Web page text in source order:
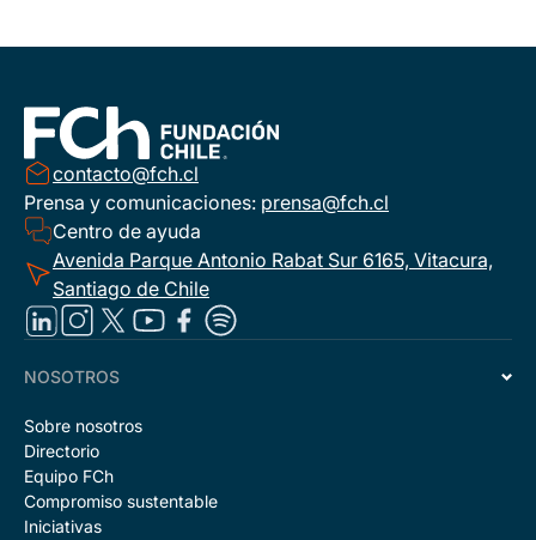
contacto@fch.cl
Prensa y comunicaciones: prensa@fch.cl
Centro de ayuda
Avenida Parque Antonio Rabat Sur 6165, Vitacura,
Santiago de Chile
NOSOTROS
Sobre nosotros
Directorio
Equipo FCh
Compromiso sustentable
Iniciativas